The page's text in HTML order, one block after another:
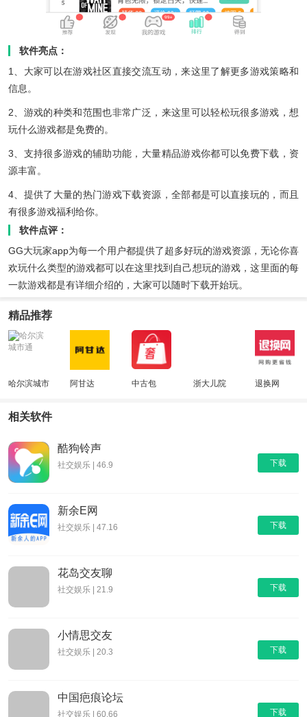
软件亮点：
1、大家可以在游戏社区直接交流互动，来这里了解更多游戏策略和
信息。
2、游戏的种类和范围也非常广泛，来这里可以轻松玩很多游戏，想
玩什么游戏都是免费的。
3、支持很多游戏的辅助功能，大量精品游戏你都可以免费下载，资
源丰富。
4、提供了大量的热门游戏下载资源，全部都是可以直接玩的，而且
有很多游戏福利给你。
软件点评：
GG大玩家app为每一个用户都提供了超多好玩的游戏资源，无论你喜
欢玩什么类型的游戏都可以在这里找到自己想玩的游戏，这里面的每
一款游戏都是有详细介绍的，大家可以随时下载开始玩。
精品推荐
哈尔滨城市
阿甘达 中古包 浙大儿院 退换网
相关软件
下载
酷狗铃声
社交娱乐 | 46.9
下载
新余E网
社交娱乐 | 47.16
下载
花岛交友聊
社交娱乐 | 21.9
下载
小情思交友
社交娱乐 | 20.3
下载
中国疤痕论坛
社交娱乐 | 60.66